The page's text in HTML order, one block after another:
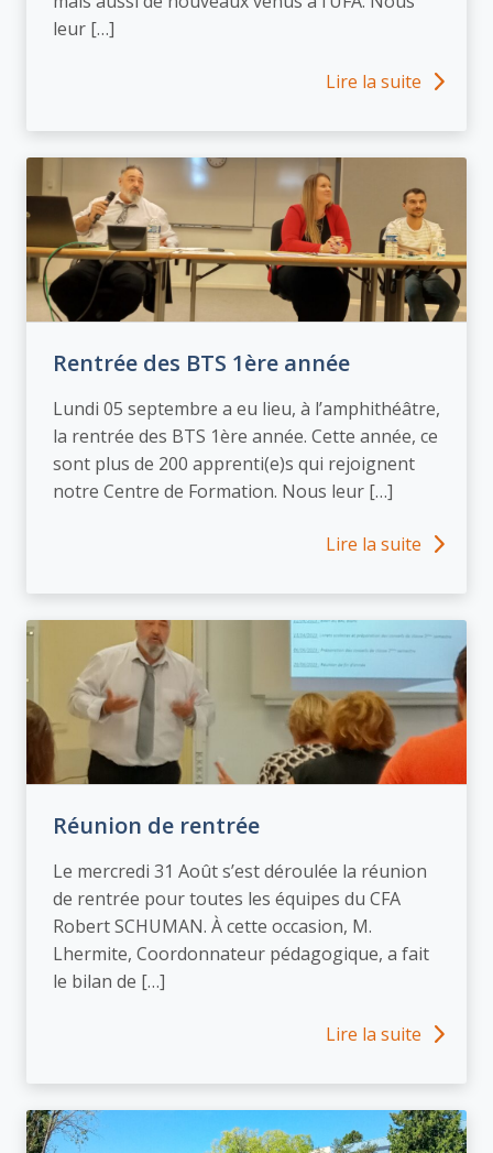
leur […]
Lire la suite
Rentrée des BTS 1ère année
Lundi 05 septembre a eu lieu, à l’amphithéâtre,
la rentrée des BTS 1ère année. Cette année, ce
sont plus de 200 apprenti(e)s qui rejoignent
notre Centre de Formation. Nous leur […]
Lire la suite
Réunion de rentrée
Le mercredi 31 Août s’est déroulée la réunion
de rentrée pour toutes les équipes du CFA
Robert SCHUMAN. À cette occasion, M.
Lhermite, Coordonnateur pédagogique, a fait
le bilan de […]
Lire la suite